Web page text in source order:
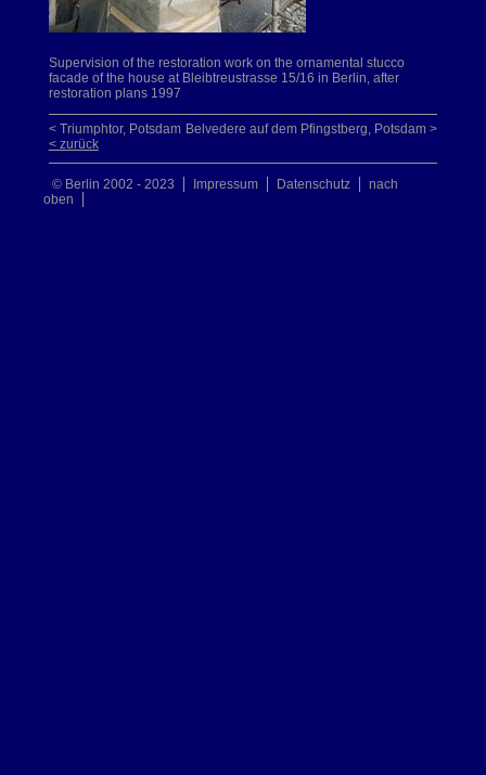
Supervision of the restoration work on the ornamental stucco
facade of the house at Bleibtreustrasse 15/16 in Berlin, after
restoration plans 1997
Belvedere auf dem Pfingstberg, Potsdam >
< Triumphtor, Potsdam
< zurück
© Berlin 2002 - 2023 Impressum Datenschutz
nach
oben